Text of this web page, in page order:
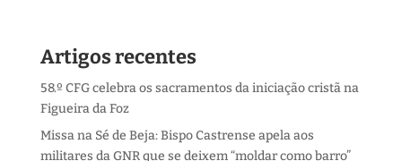
Artigos recentes
58.º CFG celebra os sacramentos da iniciação cristã na
Figueira da Foz
Missa na Sé de Beja: Bispo Castrense apela aos
militares da GNR que se deixem “moldar como barro”